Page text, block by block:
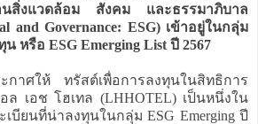
านสิ่งแวดล้อม สังคม และธรรมาภิบาล
and Governance: ESG) เข้าอยู่ในกลุ่ม
หรือ ESG Emerging List ปี 2567
าศให้ ทรัสต์เพื่อการลงทุนในสิทธิการ
ล เอช โฮเทล (LHHOTEL) เป็นหนึ่งใน
บียนที่น่าลงทุนในกลุ่ม ESG Emerging ปี